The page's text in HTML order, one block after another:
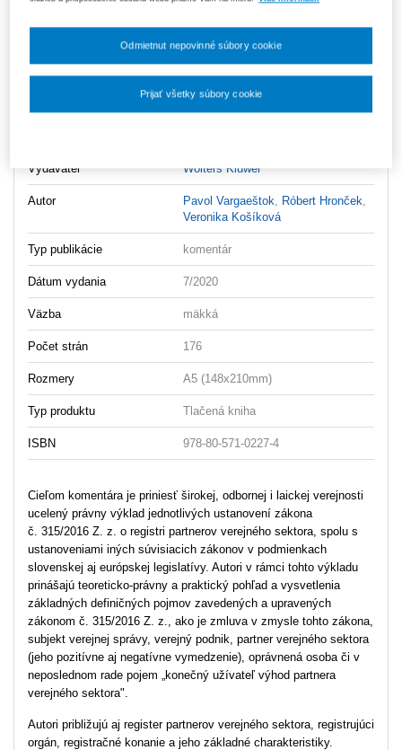
Obsah
Vydavateľ Wolters Kluwer
Autor Pavol Vargaeštok Róbert Hronček
Veronika Košíková
Typ publikácie komentár
Dátum vydania 7/2020
Väzba mäkká
Počet strán 176
Rozmery A5 (148x210mm)
Typ produktu Tlačená kniha
ISBN 978-80-571-0227-4
Cieľom komentára je priniesť širokej, odbornej i laickej verejnosti
ucelený právny výklad jednotlivých ustanovení zákona
č. 315/2016 Z. z. o registri partnerov verejného sektora, spolu s
ustanoveniami iných súvisiacich zákonov v podmienkach
slovenskej aj európskej legislatívy. Autori v rámci tohto výkladu
prinášajú teoreticko-právny a praktický pohľad a vysvetlenia
základných definičných pojmov zavedených a upravených
zákonom č. 315/2016 Z. z., ako je zmluva v zmysle tohto zákona,
subjekt verejnej správy, verejný podnik, partner verejného sektora
(jeho pozitívne aj negatívne vymedzenie), oprávnená osoba či v
neposlednom rade pojem „konečný užívateľ výhod partnera
verejného sektora".
Autori približujú aj register partnerov verejného sektora, registrujúci
orgán, registračné konanie a jeho základné charakteristiky.
Odmietnut nepovinné súbory cookie
Prijať všetky súbory cookie